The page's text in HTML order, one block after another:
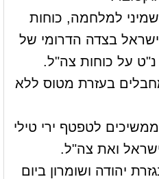
למלחמה, כוחות
בצדה הדרומי של
נ"ט על כוחות צה"ל.
בעזרת מטוס ללא
לטפטף ירי טילי
ואת צה"ל.
יהודה ושומרון ביום